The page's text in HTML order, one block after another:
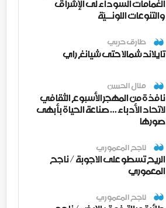
الغمامات السوداء لى الإشراق
والتنوعات اللونــيّة
طارق حربي
تايلاند شمالا حتى شيانغ راي
منال الحسن
نافذة من المهجر الأسبوع الثقافي
لاتحاد الأدباء ... صناعة الحياة بأبهى
صورها
ناجح المعموري
الريح تسطو على الاجوبة / ناجح
المعموري
ناجح المعموري